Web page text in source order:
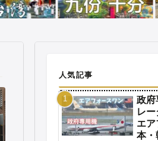
人気記事
政府
レー
エア
本・